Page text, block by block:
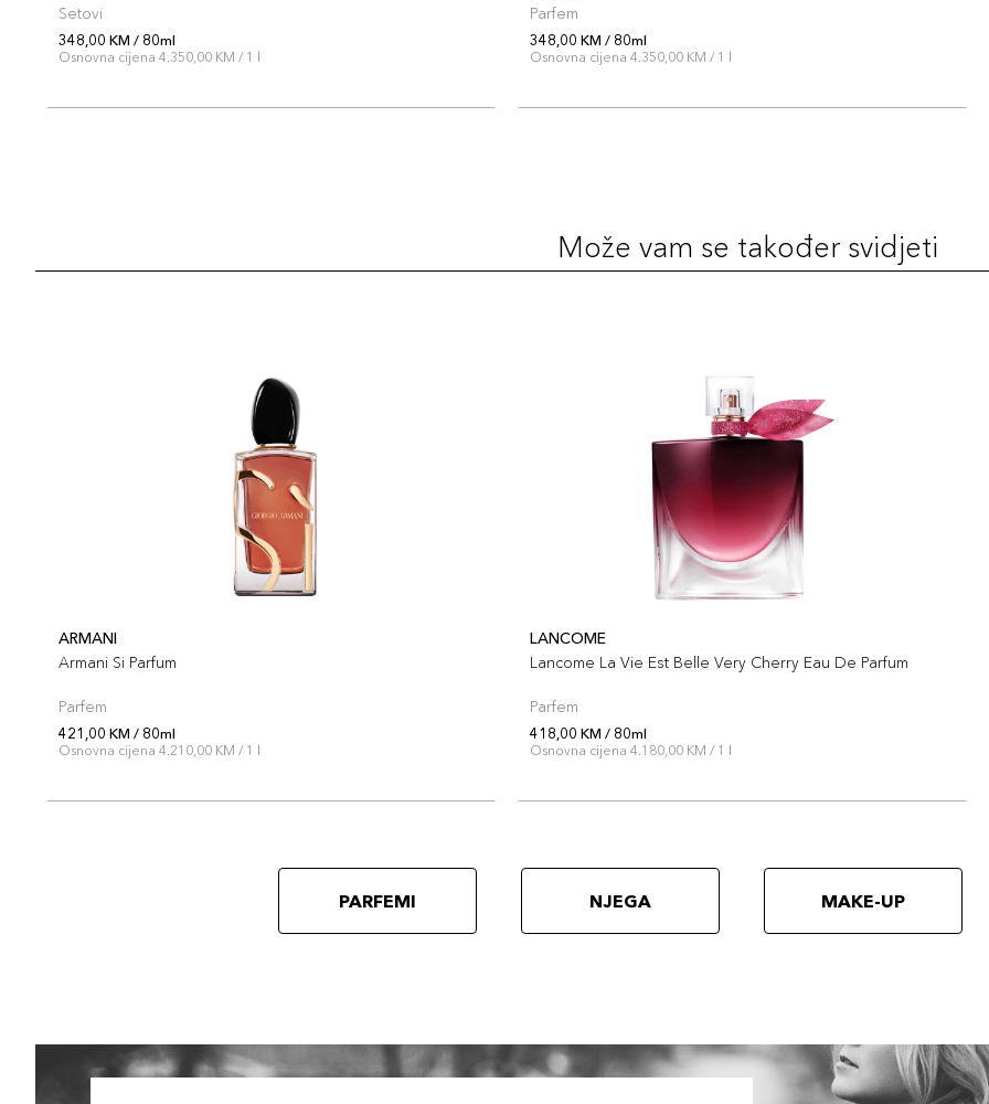
Setovi
348,00 KM / 80ml
Osnovna cijena 4.350,00 KM / 1 l
Parfem
348,00 KM / 80ml
Osnovna cijena 4.350,00 KM / 1 l
Može vam se također svidjeti
ARMANI
Armani Si Parfum
Parfem
421,00 KM / 80ml
Osnovna cijena 4.210,00 KM / 1 l
LANCOME
Lancome La Vie Est Belle Very Cherry Eau De Parfum
Parfem
418,00 KM / 80ml
Osnovna cijena 4.180,00 KM / 1 l
PARFEMI NJEGA MAKE-UP